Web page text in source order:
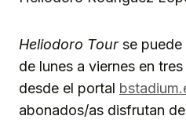
Heliodoro Tourse puede
de lunes a viernes en
desde el portal
abonados/as disfrutan